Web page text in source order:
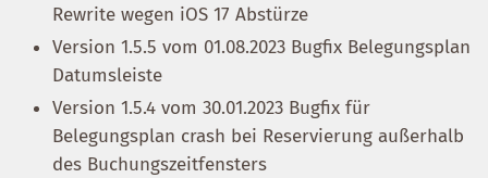
Rewrite wegen iOS 17 Abstürze
Version 1.5.5 vom 01.08.2023 Bugfix Belegungsplan
Datumsleiste
Version 1.5.4 vom 30.01.2023 Bugfix für
Belegungsplan crash bei Reservierung außerhalb
des Buchungszeitfensters